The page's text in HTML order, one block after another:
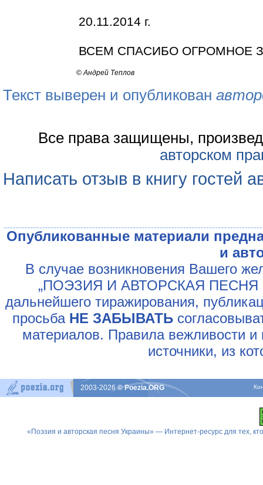
20.11.2014 г.
ВСЕМ СПАСИБО ОГРОМНОЕ
©Андрей Теплов
Текст выверен и опубликован
Все права защищены,
авторском
Написать отзыв в книгу гостей
Опубликованные материали
и
В случае возникновения Вашего
„ПОЭЗИЯ И АВТОРСКАЯ ПЕСНЯ
дальнейшего тиражирования,
просьба НЕ ЗАБЫВАТЬ
материалов. Правила вежливости и
источники, из
2003-2026© Poezia.ORG
«Поэзия и авторская песня Украины» — Интернет-ресурс для тех,